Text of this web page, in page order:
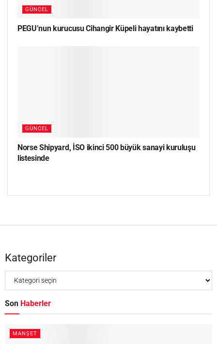
GÜNCEL
PEGU’nun kurucusu Cihangir Küpeli hayatını kaybetti
GÜNCEL
Norse Shipyard, İSO ikinci 500 büyük sanayi kuruluşu
listesinde
Kategoriler
Son Haberler
MANŞET